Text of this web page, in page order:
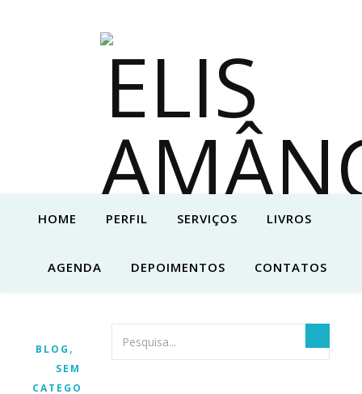
HOME PERFIL SERVIÇOS LIVROS
AGENDA DEPOIMENTOS CONTATOS
BLOG ,
SEM
CATEGORIA